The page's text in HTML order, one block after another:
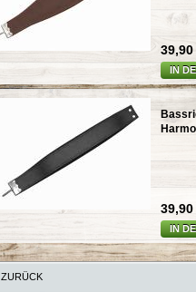
39,90
IN
39,90
IN
ZURÜCK